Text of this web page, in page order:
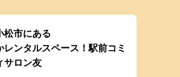
松市にある
レンタルスペース！駅前コミ
サロン友